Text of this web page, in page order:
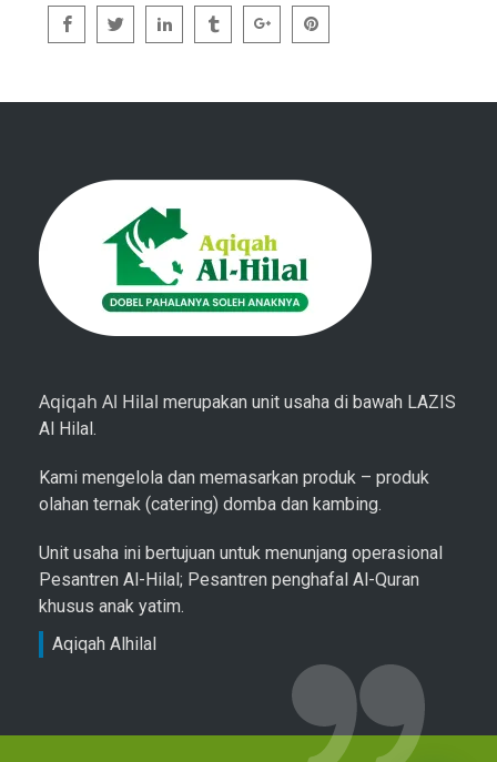
Aqiqah Al Hilal merupakan unit usaha di bawah LAZIS
Al Hilal.
Kami mengelola dan memasarkan produk – produk
olahan ternak (catering) domba dan kambing.
Unit usaha ini bertujuan untuk menunjang operasional
Pesantren Al-Hilal; Pesantren penghafal Al-Quran
khusus anak yatim.
Aqiqah Alhilal